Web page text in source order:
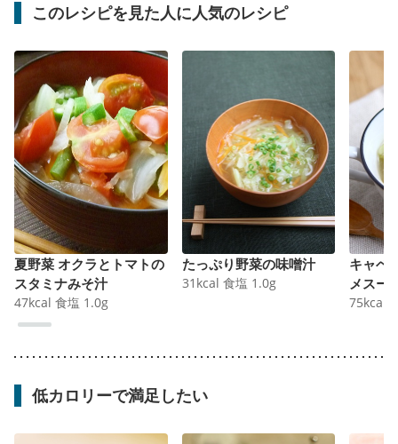
このレシピを見た人に人気のレシピ
夏野菜 オクラとトマトの
スタミナみそ汁
47kcal 食塩 1.0g
たっぷり野菜の味噌汁
31 kcal 食塩 1.0g
キャベ
メスー
75kcal
低カロリーで満足したい